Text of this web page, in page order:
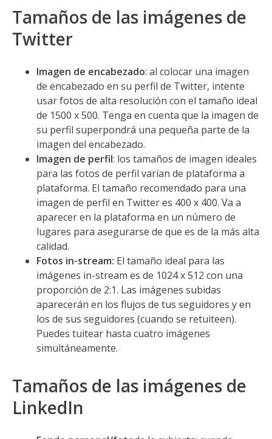
Tamaños de las imágenes de
Twitter
Imagen de encabezado: al colocar una imagen
de encabezado en su perfil de Twitter, intente
usar fotos de alta resolución con el tamaño ideal
de 1500 x 500. Tenga en cuenta que la imagen de
su perfil superpondrá una pequeña parte de la
imagen del encabezado.
Imagen de perfil: los tamaños de imagen ideales
para las fotos de perfil varían de plataforma a
plataforma. El tamaño recomendado para una
imagen de perfil en Twitter es 400 x 400. Va a
aparecer en la plataforma en un número de
lugares para asegurarse de que es de la más alta
calidad.
Fotos in-stream: El tamaño ideal para las
imágenes in-stream es de 1024 x 512 con una
proporción de 2:1. Las imágenes subidas
aparecerán en los flujos de tus seguidores y en
los de sus seguidores (cuando se retuiteen).
Puedes tuitear hasta cuatro imágenes
simultáneamente.
Tamaños de las imágenes de
LinkedIn